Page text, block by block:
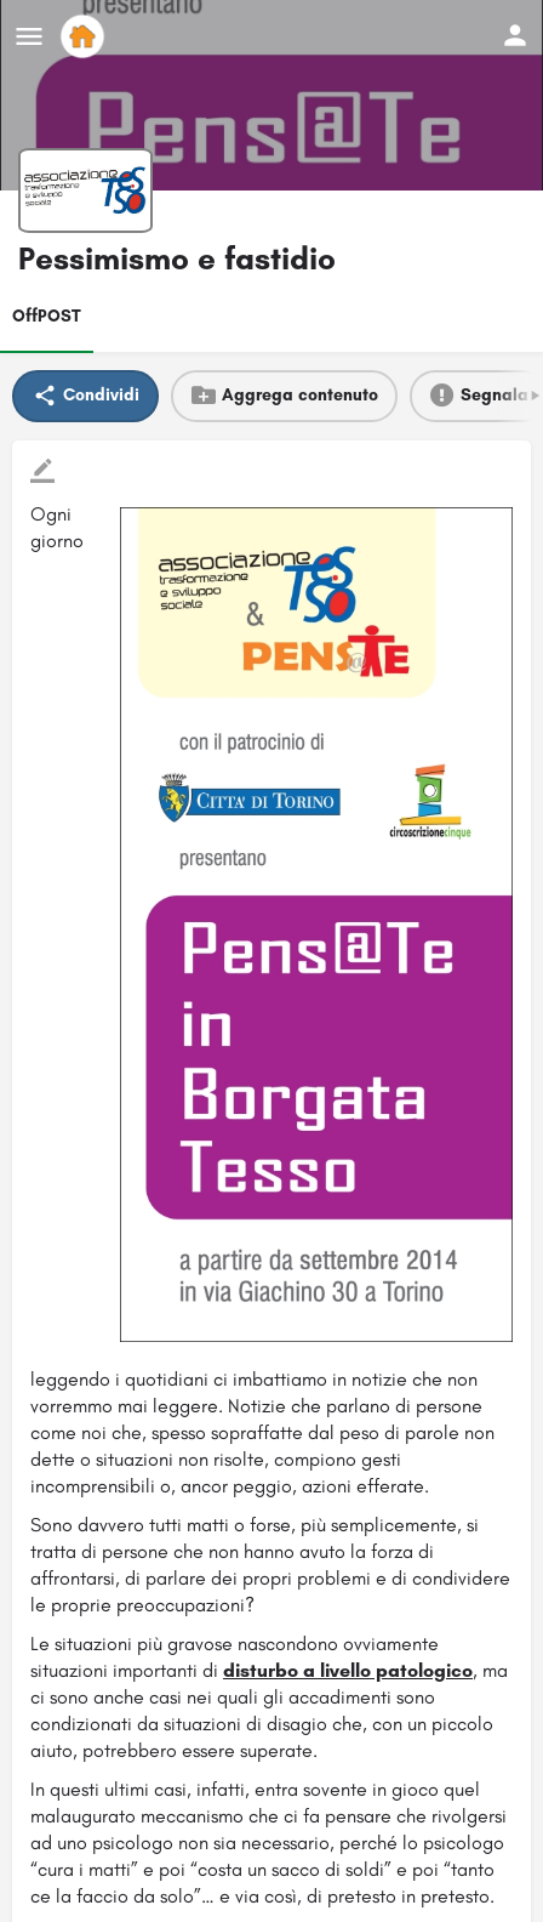
Pessimismo e fastidio
OffPOST
Condividi Aggrega contenuto Segnala
Ogni
giorno
leggendo i quotidiani ci imbattiamo in notizie che non
vorremmo mai leggere. Notizie che parlano di persone
come noi che, spesso sopraffatte dal peso di parole non
dette o situazioni non risolte, compiono gesti
incomprensibili o, ancor peggio, azioni efferate.
Sono davvero tutti matti o forse, più semplicemente, si
tratta di persone che non hanno avuto la forza di
affrontarsi, di parlare dei propri problemi e di condividere
le proprie preoccupazioni?
Le situazioni più gravose nascondono ovviamente
situazioni importanti di disturbo a livello patologico, ma
ci sono anche casi nei quali gli accadimenti sono
condizionati da situazioni di disagio che, con un piccolo
aiuto, potrebbero essere superate.
In questi ultimi casi, infatti, entra sovente in gioco quel
malaugurato meccanismo che ci fa pensare che rivolgersi
ad uno psicologo non sia necessario, perché lo psicologo
“cura i matti” e poi “costa un sacco di soldi” e poi “tanto
ce la faccio da solo”… e via così, di pretesto in pretesto.